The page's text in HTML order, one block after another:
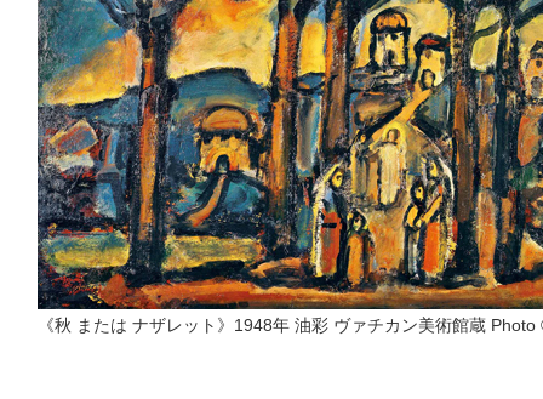
《秋 または ナザレット》1948年 油彩 ヴァチカン美術館蔵